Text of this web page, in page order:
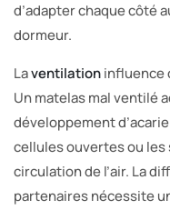
d’adapter chaque côté
dormeur.
Laventilationinfluence
Un matelas mal ventilé
développement
cellules ouvertes ou
circulation de l’air. La
partenaires nécessite